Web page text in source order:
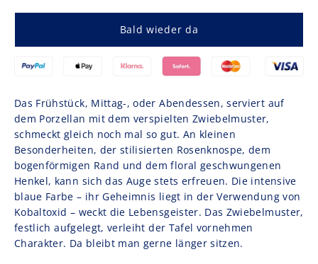
Bald wieder da
Das Frühstück, Mittag-, oder Abendessen, serviert auf
dem Porzellan mit dem verspielten Zwiebelmuster,
schmeckt gleich noch mal so gut. An kleinen
Besonderheiten, der stilisierten Rosenknospe, dem
bogenförmigen Rand und dem floral geschwungenen
Henkel, kann sich das Auge stets erfreuen. Die intensive
blaue Farbe – ihr Geheimnis liegt in der Verwendung von
Kobaltoxid – weckt die Lebensgeister. Das Zwiebelmuster,
festlich aufgelegt, verleiht der Tafel vornehmen
Charakter. Da bleibt man gerne länger sitzen.